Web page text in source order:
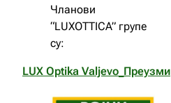
Чланови
“LUXOTTICA” групе
су:
LUX Optika Valjevo_ Преузми